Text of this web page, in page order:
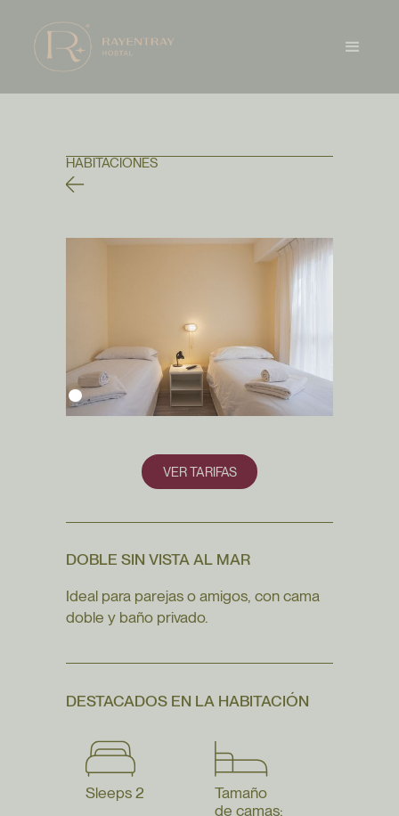
HABITACIONES
VER TARIFAS
DOBLE SIN VISTA AL MAR
Ideal para parejas o amigos, con cama
doble y baño privado.
DESTACADOS EN LA HABITACIÓN
Sleeps 2
Tamaño
de camas: